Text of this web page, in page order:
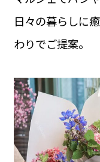
日々の暮らしに
わりでご提案。